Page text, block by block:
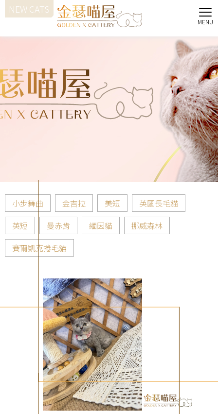
小步舞曲 金吉拉 美短
英國長毛貓
英短
曼赤肯 緬因貓
挪威森林
賽爾凱克捲毛貓